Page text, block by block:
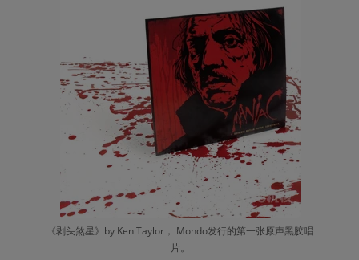
《剥头煞星》by Ken Taylor， Mondo发行的第一张原声黑胶唱
片。